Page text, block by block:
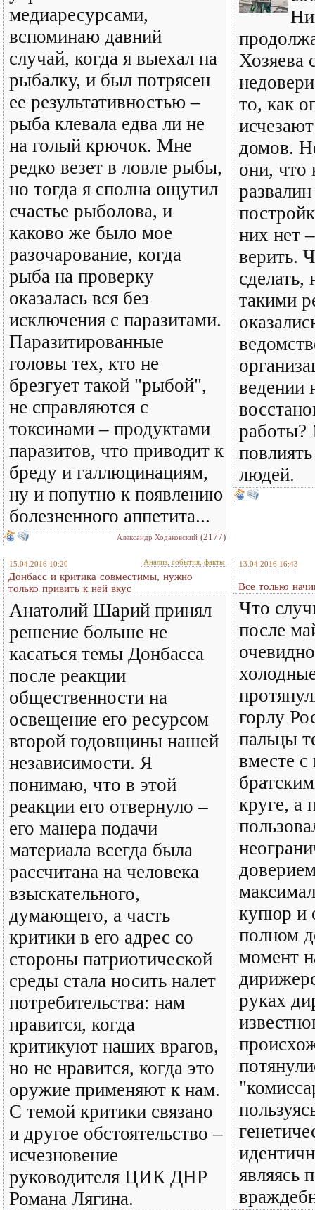
медиаресурсами,
вспоминаю давний
случай, когда я выехал на
рыбалку, и был потрясен
ее результативностью –
рыба клевала едва ли не
на голый крючок. Мне
редко везет в ловле рыбы,
но тогда я сполна ощутил
счастье рыболова, и
каково же было мое
разочарование, когда
рыба на проверку
оказалась вся без
исключения с паразитами.
Паразитированные
головы тех, кто не
брезгует такой "рыбой",
не справляются с
токсинами – продуктами
паразитов, что приводит к
бреду и галлюцинациям,
ну и попутно к появлению
болезненного аппетита...
Александр Ходаковский (2177)
Хозяева
то, как
домов.
они, что
них нет
верить.
сделать,
такими
ведении
людей.
15.04.2016 10:20 Анализ, события, факты
Донбасс и критика совместимы, нужно
только привить к ней вкус
Анатолий Шарий принял
решение больше не
касаться темы Донбасса
после реакции
общественности на
освещение его ресурсом
второй годовщины нашей
независимости. Я
понимаю, что в этой
реакции его отвернуло –
его манера подачи
материала всегда была
рассчитана на человека
взыскательного,
думающего, а часть
критики в его адрес со
стороны патриотической
среды стала носить налет
потребительства: нам
нравится, когда
критикуют наших врагов,
но не нравится, когда это
оружие применяют к нам.
С темой критики связано
и другое обстоятельство –
исчезновение
руководителя ЦИК ДНР
Романа Лягина.
13.04.2016 16:43
Все только
Что
после
горлу
пальцы
вместе
круге, а
купюр и
полном
момент
руках
являясь